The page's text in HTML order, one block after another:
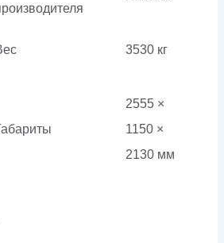
3530 кг
2555 ×
1150 ×
2130 мм